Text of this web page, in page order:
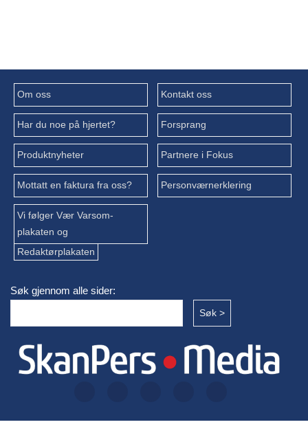
Om oss Kontakt oss
Har du noe på hjertet? Forsprang
Produktnyheter Partnere i Fokus
Mottatt en faktura fra oss? Personværnerklering
Vi følger Vær Varsom-
plakaten og
Redaktørplakaten
Søk gjennom alle sider: